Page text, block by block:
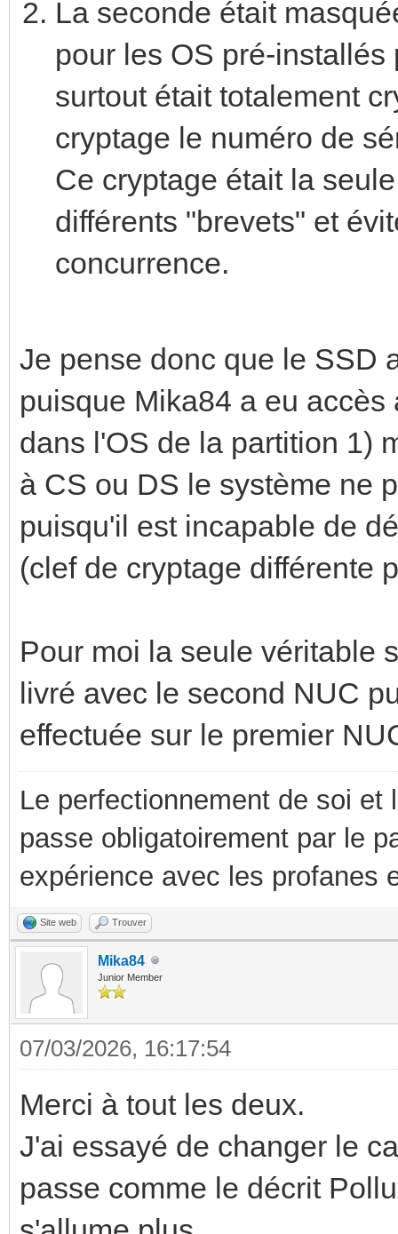
La seconde était
pour les OS pré-
surtout était totalement
cryptage le numéro de
Ce cryptage était la
différents "brevets" et
concurrence.
Je pense donc que le SSD
puisque Mika84 a eu
dans l'OS de la partition 1)
à CS ou DS le système ne
puisqu'il est incapable de
(clef de cryptage différente
Pour moi la seule véritable
livré avec le second NUC
effectuée sur le premier
Le perfectionnement de soi
passe obligatoirement par le
expérience avec les profanes
Site web Trouver
Mika84
Junior Member
07/03/2026, 16:17:54
Merci à tout les deux.
J'ai essayé de changer le
passe comme le décrit